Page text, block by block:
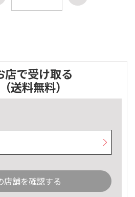
店で受け取る
（送料無料）
店舗を確認する